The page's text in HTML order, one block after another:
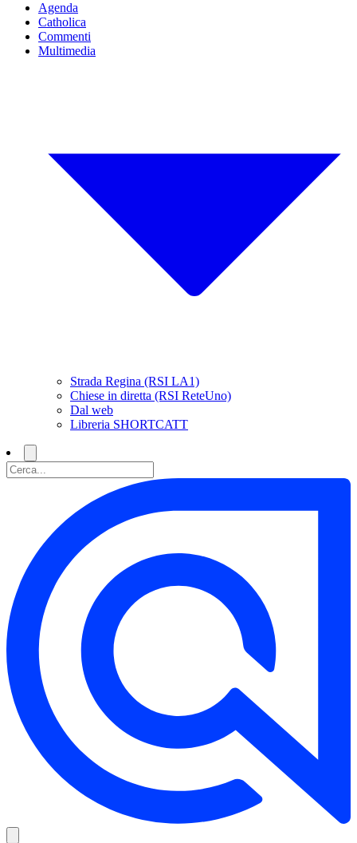
Agenda
Catholica
Commenti
Multimedia
Strada Regina (RSI LA1)
Chiese in diretta (RSI ReteUno)
Dal web
Libreria SHORTCATT